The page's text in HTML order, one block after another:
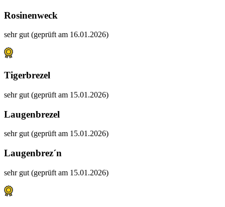
Rosinenweck
sehr gut (geprüft am 16.01.2026)
Tigerbrezel
sehr gut (geprüft am 15.01.2026)
Laugenbrezel
sehr gut (geprüft am 15.01.2026)
Laugenbrez´n
sehr gut (geprüft am 15.01.2026)